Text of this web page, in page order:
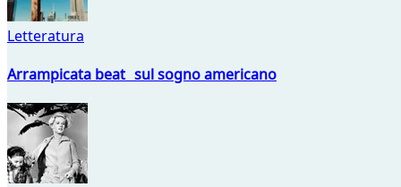
Letteratura
Arrampicata beat sul sogno americano